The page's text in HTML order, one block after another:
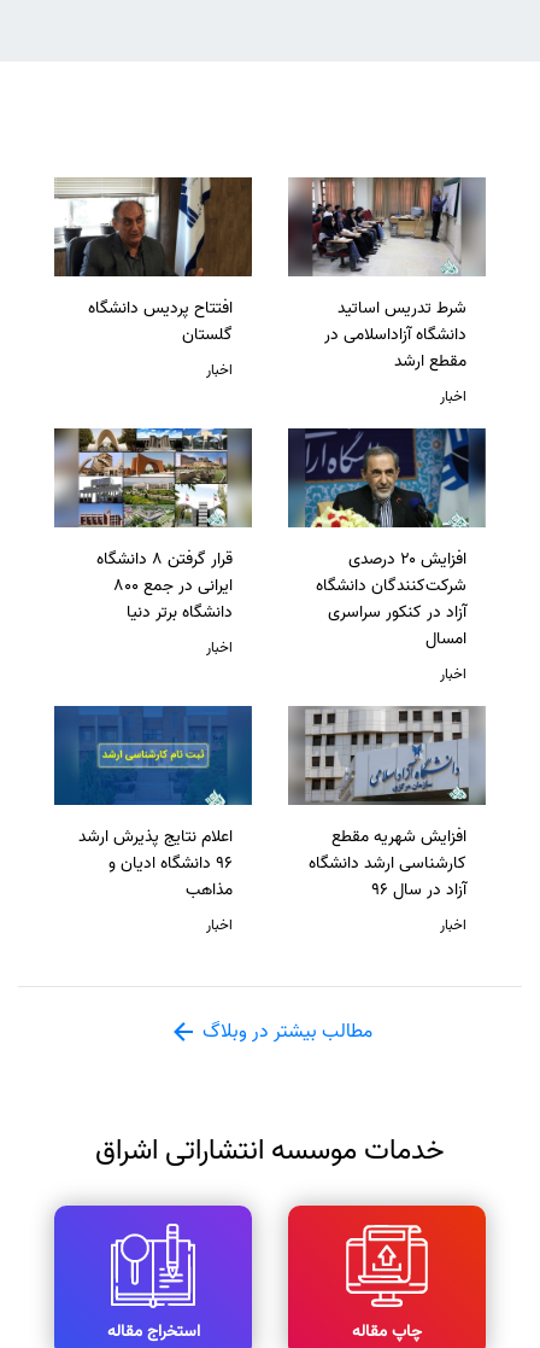
شرط تدریس اساتید
دانشگاه آزاداسلامی در
مقطع ارشد
اخبار
افتتاح پردیس دانشگاه
گلستان
اخبار
افزایش ۲۰ درصدی
شرکت‌کنندگان دانشگاه
آزاد در کنکور سراسری
امسال
اخبار
قرار گرفتن 8 دانشگاه
ایرانی در جمع 800
دانشگاه برتر دنیا
اخبار
افزایش شهریه مقطع
کارشناسی ارشد دانشگاه
آزاد در سال 96
اخبار
اعلام نتایج پذیرش ارشد
96 دانشگاه ادیان و
مذاهب
اخبار
مطالب بیشتر در وبلاگ
خدمات موسسه انتشاراتی اشراق
چاپ مقاله استخراج مقاله